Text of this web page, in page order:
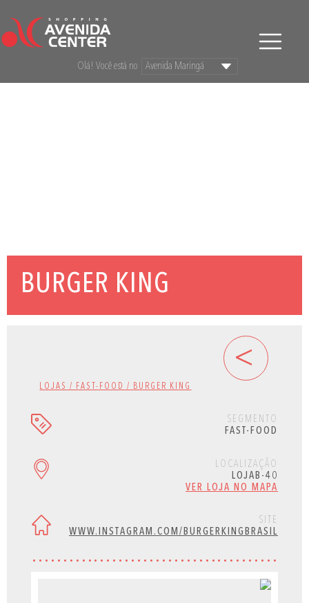
Olá! Você está no
BURGER KING
LOJAS / FAST-FOOD / BURGER KING
<
SEGMENTO
FAST-FOOD
LOCALIZAÇÃO
LOJAB-40
VER LOJA NO MAPA
SITE
WWW.INSTAGRAM.COM/BURGERKINGBRASIL